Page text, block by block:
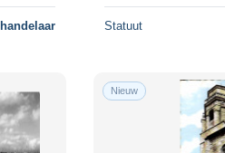
Statuut
Nieuw